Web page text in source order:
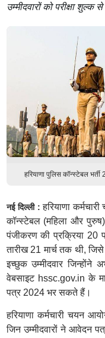
उम्मीदवारों को परीक्षा शुल्क
हरियाणा पुलिस कॉन्स्टेबल
नई दिल्ली :हरियाणा
कॉन्स्टेबल (महिला और पुरुष)
पंजीकरण की प्रक्रिया 20
तारीख 21 मार्च तक थी,
इच्छुक उम्मीदवार
वेबसाइट hssc.gov.in के
पत्र 2024 भर सकते हैं।
हरियाणा कर्मचारी चयन
जिन उम्मीदवारों ने आवेदन